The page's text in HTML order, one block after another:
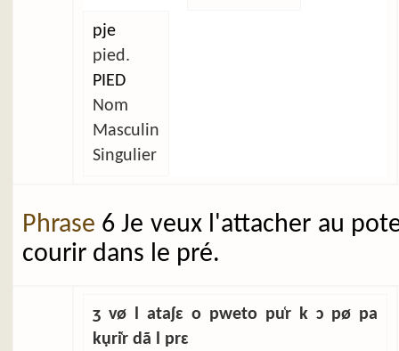
pje
pied.
PIED
Nom
Masculin
Singulier
Phrase 6 Je veux l'attacher au
courir dans le pré.
ʒ vø l ataʃɛ o pweto pu̜r k ɔ pø pa
kụri̜r dã l prɛ